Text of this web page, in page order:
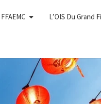
L’OIS Du Grand